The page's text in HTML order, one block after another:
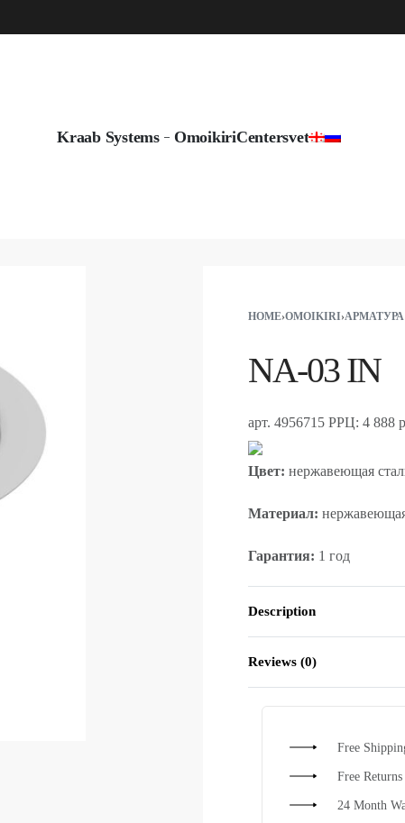
Kraab Systems OmoikiriCentersvet
HOME›OMOIKIRI›АРМАТУРА
NA-03 IN
арт. 4956715 РРЦ: 4 888
Цвет: нержавеющая
Материал:
Гарантия: 1 год
Description
Reviews (0)
Free
Free
24 Month